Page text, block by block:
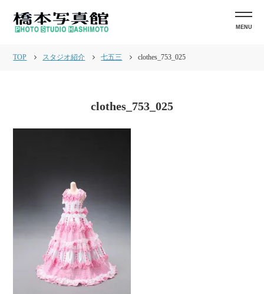
TOP スタジオ紹介 七五三 clothes_753_025
clothes_753_025
MENU